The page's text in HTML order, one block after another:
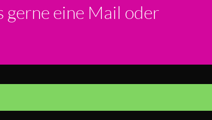
gerne eine Mail oder